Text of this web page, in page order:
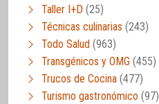
Taller I+D (25)
Técnicas culinarias (243)
Todo Salud (963)
Transgénicos y OMG (455)
Trucos de Cocina (477)
Turismo gastronómico (97)